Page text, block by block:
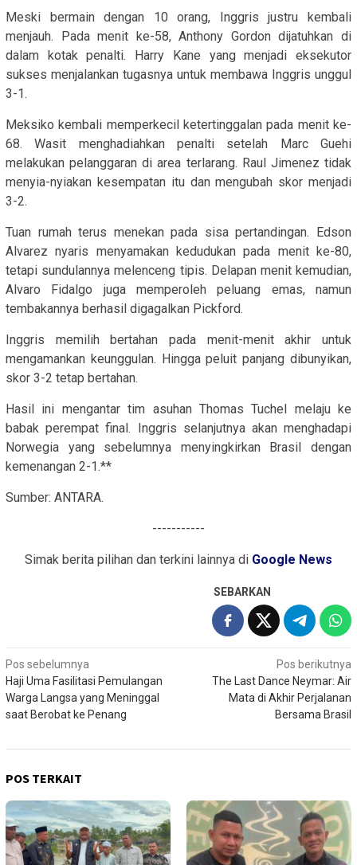
Meski bermain dengan 10 orang, Inggris justru kembali
menjauh. Pada menit ke-58, Anthony Gordon dijatuhkan di
dalam kotak penalti. Harry Kane yang menjadi eksekutor
sukses menjalankan tugasnya untuk membawa Inggris unggul
3-1.
Meksiko kembali memperkecil ketertinggalan pada menit ke-
68. Wasit menghadiahkan penalti setelah Marc Guehi
melakukan pelanggaran di area terlarang. Raul Jimenez tidak
menyia-nyiakan kesempatan itu dan mengubah skor menjadi
3-2.
Tuan rumah terus menekan pada sisa pertandingan. Edson
Alvarez nyaris menyamakan kedudukan pada menit ke-80,
tetapi sundulannya melenceng tipis. Delapan menit kemudian,
Alvaro Fidalgo juga memperoleh peluang emas, namun
tembakannya berhasil digagalkan Pickford.
Inggris memilih bertahan pada menit-menit akhir untuk
mengamankan keunggulan. Hingga peluit panjang dibunyikan,
skor 3-2 tetap bertahan.
Hasil ini mengantar tim asuhan Thomas Tuchel melaju ke
babak perempat final. Inggris selanjutnya akan menghadapi
Norwegia yang sebelumnya menyingkirkan Brasil dengan
kemenangan 2-1.**
Sumber: ANTARA.
-----------
Simak berita pilihan dan terkini lainnya di Google News
SEBARKAN
Navigasi
pos
Pos sebelumnya
Haji Uma Fasilitasi Pemulangan
Warga Langsa yang Meninggal
saat Berobat ke Penang
Pos berikutnya
The Last Dance Neymar: Air
Mata di Akhir Perjalanan
Bersama Brasil
POS TERKAIT